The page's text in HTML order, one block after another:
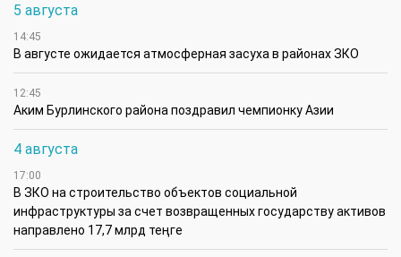
5 августа
14:45
В августе ожидается атмосферная засуха в районах ЗКО
12:45
Аким Бурлинского района поздравил чемпионку Азии
4 августа
17:00
В ЗКО на строительство объектов социальной
инфраструктуры за счет возвращенных государству активов
направлено 17,7 млрд теңге